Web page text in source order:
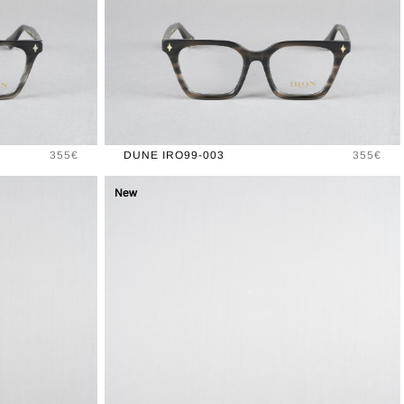
Prix
355€ DUNE IRO99-003 Prix
355€
New